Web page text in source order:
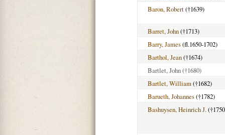
Baron, Robert(†1639)
Barret, John(†1713)
Barry, James(fl.1650-1702)
Barthol, Jean(†1674)
Bartlet, John(†1680)
Bartlet, William(†1682)
Barueth, Johannes(†1782)
Bashuysen, Heinrich J.